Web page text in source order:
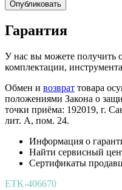
Опубликовать
Гарантия
У нас вы можете получить
комплектации,
Обмен и возврат товара
положениями Закона о
точки приёма: 192019, г.
лит. А, пом. 24.
Информация о
Найти сервисный
Сертификаты
ETK-406670